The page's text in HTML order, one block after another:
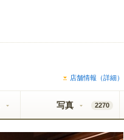
店舗情報（詳細）
写真 2270